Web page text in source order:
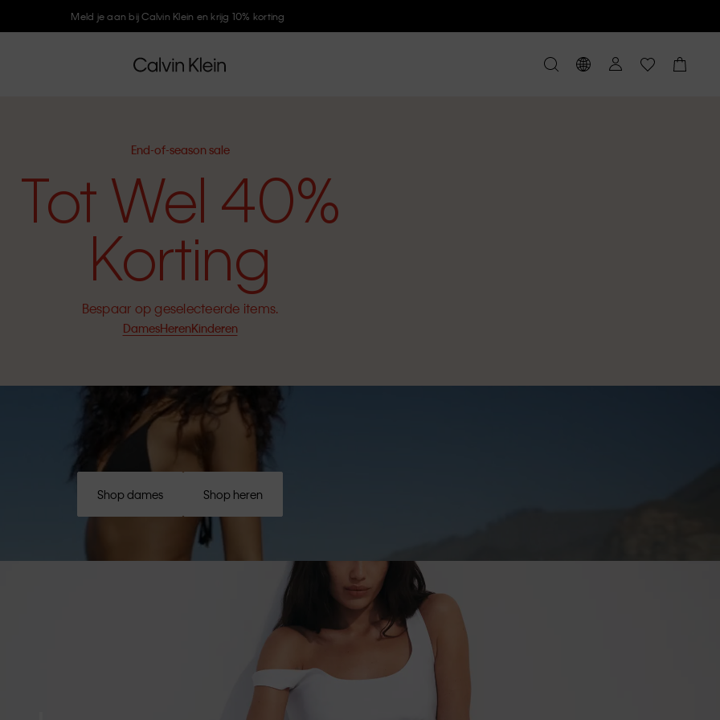
Meld je aan bij Calvin Klein en krijg 10% korting
End-of-season sale
Tot Wel 40%
Korting
Bespaar op geselecteerde items.
DamesHerenKinderen
Shop dames Shop heren